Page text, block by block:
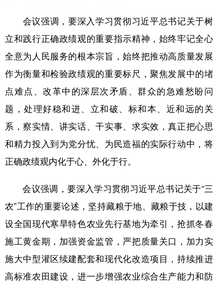
会议强调，要深入学习贯彻习近平总书记关于树
立和践行正确政绩观的重要指示精神，始终牢记全心
全意为人民服务的根本宗旨，始终把推动高质量发展
作为衡量和检验政绩观的重要标尺，聚焦发展中的堵
点难点、改革中的深层次矛盾、群众的急难愁盼问
题，处理好稳和进、立和破、标和本、近和远的关
系，察实情、讲实话、干实事、求实效，真正把心思
和精力投入到为党分忧、为民造福的实际行动中，将
正确政绩观内化于心、外化于行。
会议强调，要深入学习贯彻习近平总书记关于“三
农”工作的重要论述，坚持藏粮于地、藏粮于技，以建
设全国现代寒旱特色农业先行基地为牵引，抢抓冬春
施工黄金期，加强资金监管，严把质量关口，加力实
施大中型灌区续建配套和现代化改造项目，持续推进
高标准农田建设，进一步增强农业综合生产能力和防